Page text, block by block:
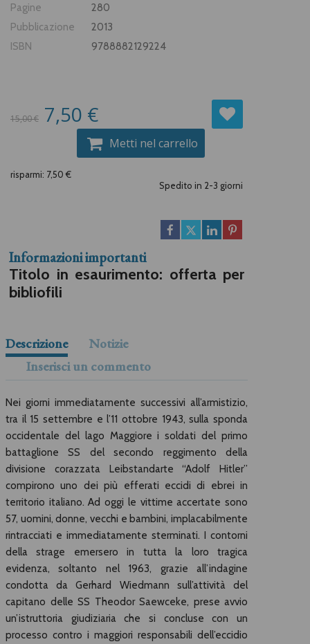
Pagine
280
Pubblicazione
2013
ISBN
9788882129224
15,00 € 7,50 €
Metti nel carrello
risparmi: 7,50 €
Spedito in 2-3 giorni
Informazioni importanti
Titolo in esaurimento: offerta per
bibliofili
Descrizione
Notizie
Inserisci un commento
Nei giorni immediatamente successivi all’armistizio,
tra il 15 settembre e l’11 ottobre 1943, sulla sponda
occidentale del lago Maggiore i soldati del primo
battaglione SS del secondo reggimento della
divisione corazzata Leibstandarte “Adolf Hitler”
compirono uno dei più efferati eccidi di ebrei in
territorio italiano. Ad oggi le vittime accertate sono
57, uomini, donne, vecchi e bambini, implacabilmente
rintracciati e immediatamente sterminati. I contorni
della strage emersero in tutta la loro tragica
evidenza, soltanto nel 1963, grazie all’indagine
condotta da Gerhard Wiedmann sull’attività del
capitano delle SS Theodor Saewceke, prese avvio
un’istruttoria giudiziaria che si concluse con un
processo contro i maggiori responsabili dell’eccidio